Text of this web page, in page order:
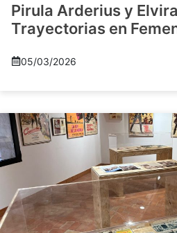
Pirula Arderius y
Trayectorias en
05/03/2026